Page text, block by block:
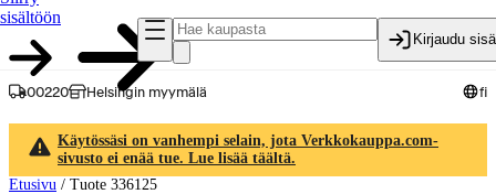
sisältöön
Kirjaudu
00220 Helsingin myymälä fi
Käytössäsi on vanhempi selain, jota Verkkokauppa.com-
sivusto ei enää tue. Lue lisää täältä.
Etusivu / Tuote 336125